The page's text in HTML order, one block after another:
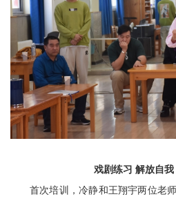
戏剧练习 解放自
首次培训，冷静和王翔宇两位老